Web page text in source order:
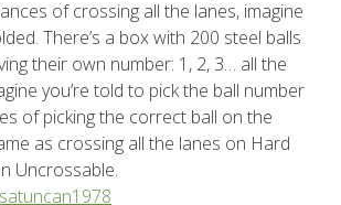
of crossing all the lanes, imagine
There’s a box with 200 steel balls
their own number: 1, 2, 3… all the
you’re told to pick the ball number
of picking the correct ball on the
as crossing all the lanes on Hard
Uncrossable.